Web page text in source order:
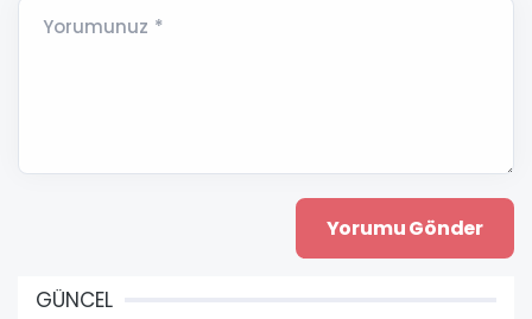
Yorumunuz *
GÜNCEL